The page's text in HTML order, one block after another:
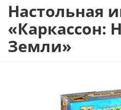
Настольная
«Каркассон:
Земли»